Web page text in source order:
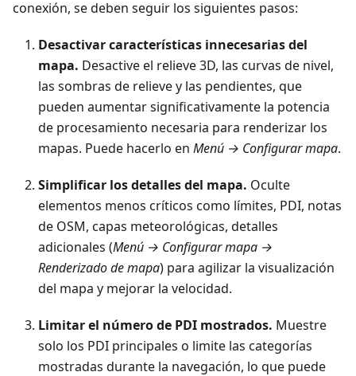
conexión, se deben seguir los siguientes pasos:
Desactivar características innecesarias del
mapa. Desactive el relieve 3D, las curvas de nivel,
las sombras de relieve y las pendientes, que
pueden aumentar significativamente la potencia
de procesamiento necesaria para renderizar los
mapas. Puede hacerlo en Menú → Configurar mapa.
Simplificar los detalles del mapa. Oculte
elementos menos críticos como límites, PDI, notas
de OSM, capas meteorológicas, detalles
adicionales (Menú → Configurar mapa →
Renderizado de mapa) para agilizar la visualización
del mapa y mejorar la velocidad.
Limitar el número de PDI mostrados. Muestre
solo los PDI principales o limite las categorías
mostradas durante la navegación, lo que puede